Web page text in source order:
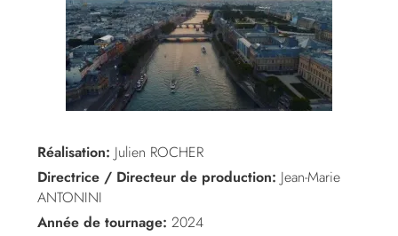
Réalisation: Julien ROCHER
Directrice / Directeur de production: Jean-Marie
ANTONINI
Année de tournage: 2024